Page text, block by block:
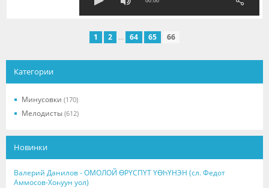
1 2 ... 64 65 66
Категории
Минусовки (170)
Мелодисты (612)
Новинки
Валерий Данилов - ОМОЛОЙ ӨРҮСПҮТ ҮӨҺҮНЭН (сл. Федот
Аммосов-Хоһуун уол)